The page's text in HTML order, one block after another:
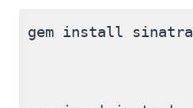
gem install sinatra